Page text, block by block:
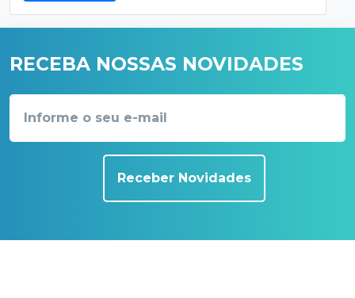
RECEBA NOSSAS NOVIDADES
Receber Novidades